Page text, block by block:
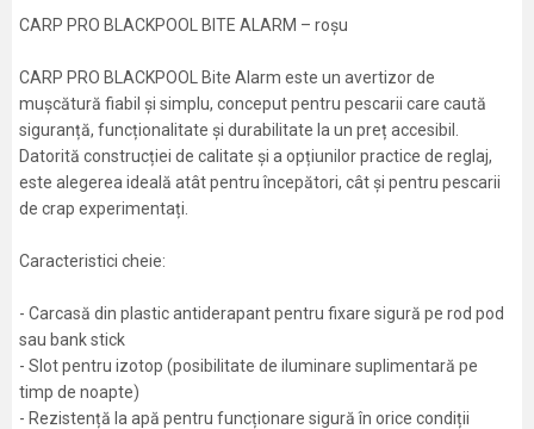
CARP PRO BLACKPOOL BITE ALARM – roșu
CARP PRO BLACKPOOL Bite Alarm este un avertizor de
mușcătură fiabil și simplu, conceput pentru pescarii care caută
siguranță, funcționalitate și durabilitate la un preț accesibil.
Datorită construcției de calitate și a opțiunilor practice de reglaj,
este alegerea ideală atât pentru începători, cât și pentru pescarii
de crap experimentați.
Caracteristici cheie:
- Carcasă din plastic antiderapant pentru fixare sigură pe rod pod
sau bank stick
- Slot pentru izotop (posibilitate de iluminare suplimentară pe
timp de noapte)
- Rezistență la apă pentru funcționare sigură în orice condiții